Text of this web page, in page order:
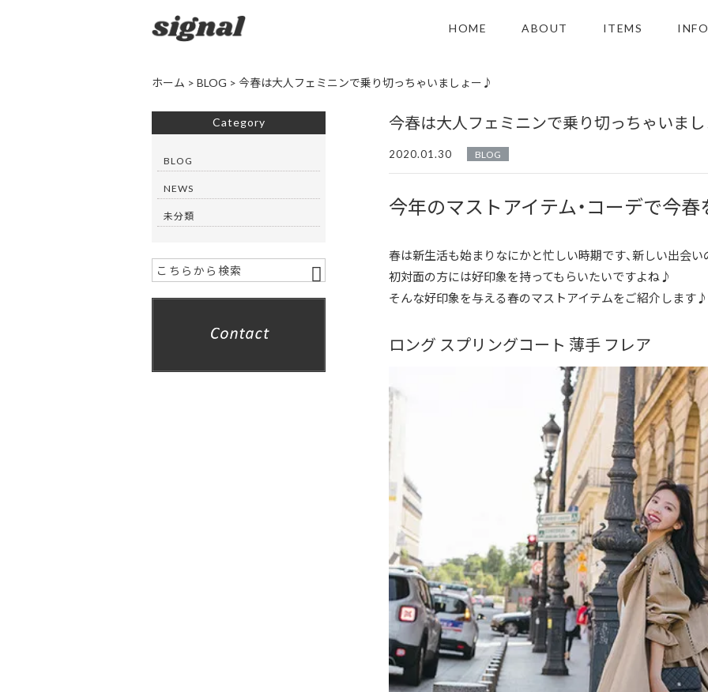
HOME ABOUT ITEMS
ホーム > BLOG > 今春は大人フェミニンで乗り切っちゃいましょー♪
今春は大人フェミニンで乗り切っちゃいま
2020.01.30 BLOG
今年のマストアイテム・コーデで
春は新生活も始まりなにかと忙しい時期です、新しい出会
初対面の方には好印象を持ってもらいたいですよね♪
そんな好印象を与える春のマストアイテムをご紹介しま
ロング スプリングコート 薄手 フレア
Category
BLOG
NEWS
未分類